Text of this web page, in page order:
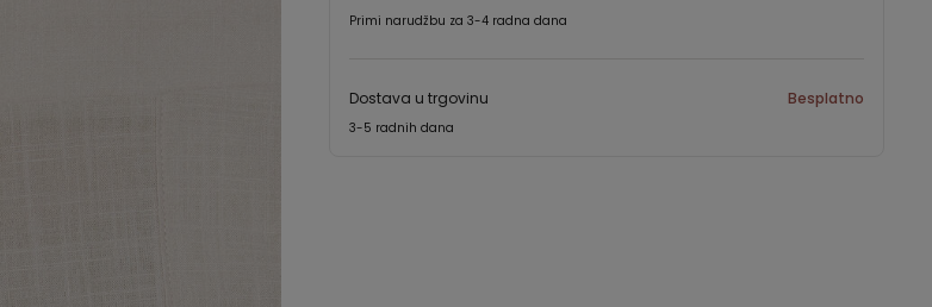
Primi narudžbu za 3-4 radna dana
Dostava u trgovinu Besplatno
3-5 radnih dana